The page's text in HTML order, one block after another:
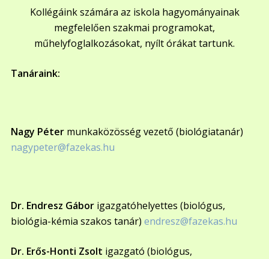
Kollégáink számára az iskola hagyományainak
megfelelően szakmai programokat,
műhelyfoglalkozásokat, nyílt órákat tartunk.
Tanáraink:
Nagy Péter munkaközösség vezető (biológiatanár)
nagypeter@fazekas.hu
Dr. Endresz Gáborigazgatóhelyettes (biológus,
biológia-kémia szakos tanár) endresz@fazekas.hu
Dr. Erős-Honti Zsolt igazgató (biológus,